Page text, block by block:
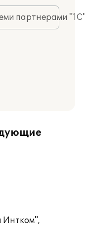
партнерами
Интком",